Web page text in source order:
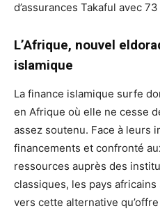
d’assurances Takaful avec
L’Afrique, nouvel
islamique
La finance islamique surfe
en Afrique où elle ne cesse
assez soutenu. Face à leurs
financements et confronté
ressources auprès des
classiques, les pays
vers cette alternative